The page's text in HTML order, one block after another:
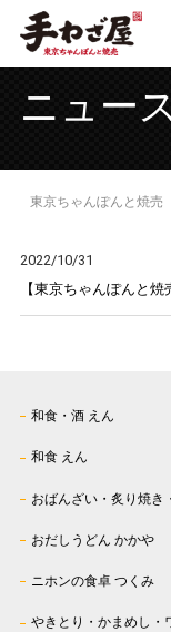
ニュー
東京ちゃんぽんと焼
2022/10/31
【東京ちゃんぽんと焼
和食・酒 えん
和食 えん
おばんざい・炙り焼き
おだしうどん かかや
ニホンの食卓 つくみ
やきとり・かまめし・